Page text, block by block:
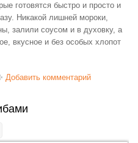
готовятся быстро и просто и
Никакой лишней мороки,
залили соусом и в духовку, а
вкусное и без особых хлопот
с фаршем в духовке
Добавить комментарий